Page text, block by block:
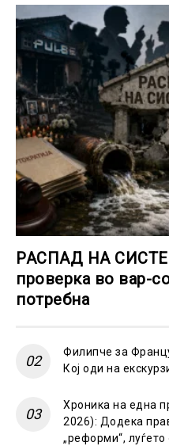
РАСПАД НА
проверка во вар-
потребна
Филипче за
Кој оди на
Хроника на една
2026): Додека
„реформи“, луѓето